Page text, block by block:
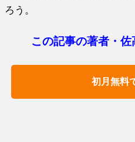
ろう。
この記事の著者・
初月無料